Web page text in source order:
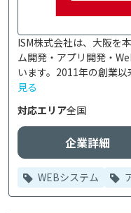
ISM株式会社は、大阪を
ム開発・アプリ開発・
います。2011年の創業
見る
対応エリア全国
企業詳細
WEBシステム